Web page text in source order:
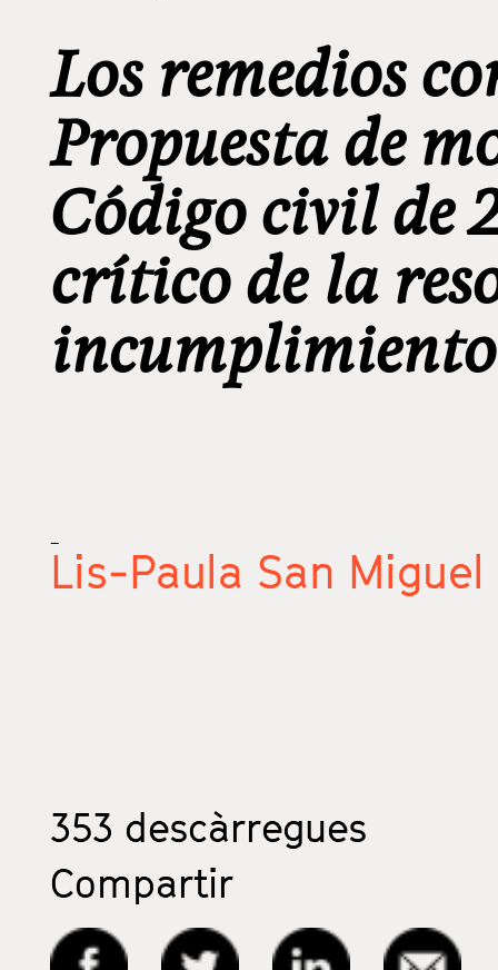
Los remedios
Propuesta de
Código civil de
crítico de la
incumplimiento
_
Lis-Paula San
353 descàrregues
Compartir